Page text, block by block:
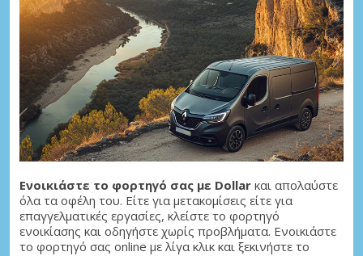
Ενοικιάστε το φορτηγό σας με Dollar και απολαύστε
όλα τα οφέλη του. Είτε για μετακομίσεις είτε για
επαγγελματικές εργασίες, κλείστε το φορτηγό
ενοικίασης και οδηγήστε χωρίς προβλήματα. Ενοικιάστε
το φορτηγό σας online με λίγα κλικ και ξεκινήστε το
προσφορές συνεργατών
Σύνδεση με eLink